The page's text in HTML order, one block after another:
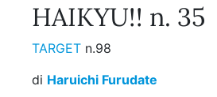
HAIKYU!! n. 35
TARGET n.98
di Haruichi Furudate